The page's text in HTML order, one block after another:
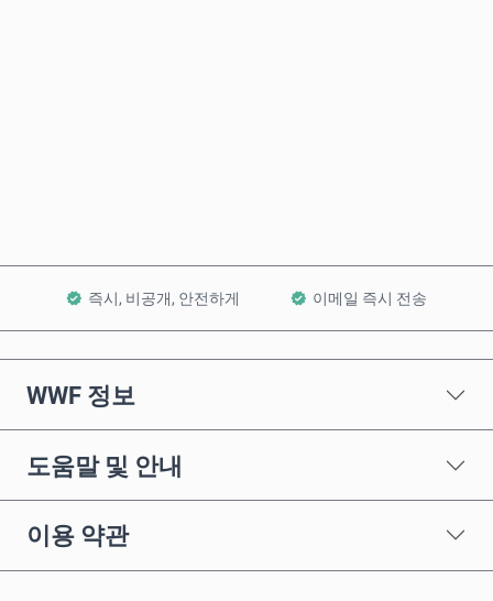
즉시, 비공개, 안전하게 이메일 즉시 전송
WWF 정보
도움말 및 안내
이용 약관